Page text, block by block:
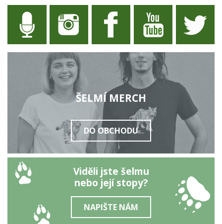
ŠELMÍ MERCH
DO OBCHODU
Viděli jste šelmu
nebo její stopy?
NAPIŠTE NÁM